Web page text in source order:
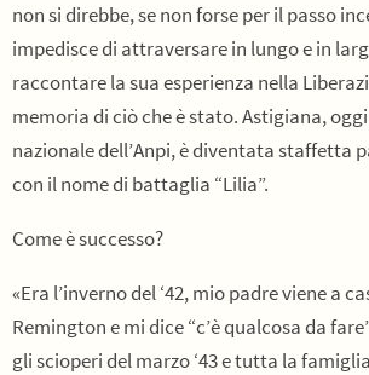
non si direbbe, se non forse per il passo
impedisce di attraversare in lungo e in
raccontare la sua esperienza nella
memoria di ciò che è stato. Astigiana,
nazionale dell’Anpi, è diventata staffetta
con il nome di battaglia “Lilia”.
Come è successo?
«Era l’inverno del ‘42, mio padre viene a
Remington e mi dice “c’è qualcosa da
gli scioperi del marzo ‘43 e tutta la